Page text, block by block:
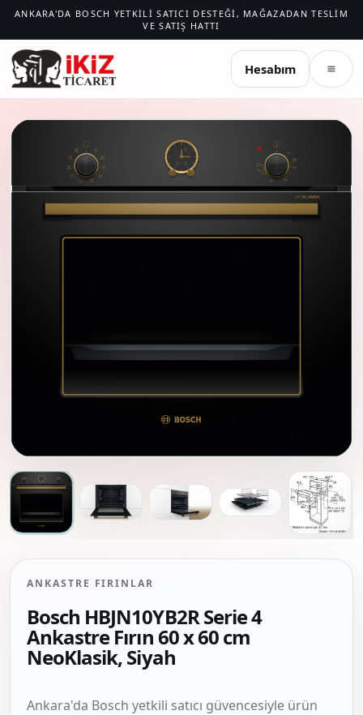
ANKARA'DA BOSCH YETKILI SATICI DESTEĞI, MAĞAZADAN TESLIM
VE SATIŞ HATTI
İKIZ TICARET
Hesabım
ANKASTRE FIRINLAR
Bosch HBJN10YB2R Serie 4
Ankastre Fırın 60 x 60 cm
NeoKlasik, Siyah
Ankara'da Bosch yetkili satıcı güvencesiyle ürün